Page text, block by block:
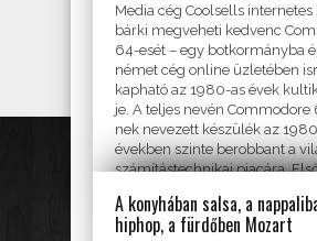
Media cég Coolsells
bárki megveheti kedvenc
64-esét – egy botkormányba
német cég online üzletében
kapható az 1980-as évek
je. A teljes nevén Commodore
nek nevezett készülék az
években szinte berobbant a
számítástechnikai piacára.
TV, HI-FI, HÁZIMOZI,
A konyhában salsa, a
hiphop, a fürdőben Mozart